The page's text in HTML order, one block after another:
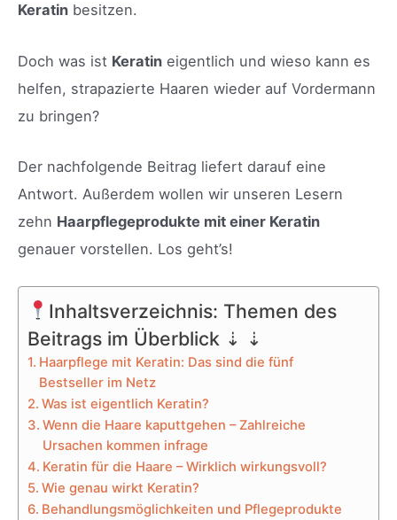
Keratin besitzen.
Doch was ist Keratin eigentlich und wieso kann es
helfen, strapazierte Haaren wieder auf Vordermann
zu bringen?
Der nachfolgende Beitrag liefert darauf eine
Antwort. Außerdem wollen wir unseren Lesern
zehn Haarpflegeprodukte mit einer Keratin
genauer vorstellen. Los geht’s!
Inhaltsverzeichnis: Themen des
Beitrags im Überblick ⇣ ⇣
Haarpflege mit Keratin: Das sind die fünf
Bestseller im Netz
Was ist eigentlich Keratin?
Wenn die Haare kaputtgehen – Zahlreiche
Ursachen kommen infrage
Keratin für die Haare – Wirklich wirkungsvoll?
Wie genau wirkt Keratin?
Behandlungsmöglichkeiten und Pflegeprodukte